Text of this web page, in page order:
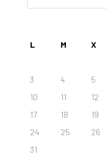
L M X
3
4 5
10
11 12
17
18 19
24
25 26
31